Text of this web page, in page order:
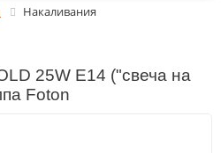
Накаливания
25W E14 ("свеча на
Foton